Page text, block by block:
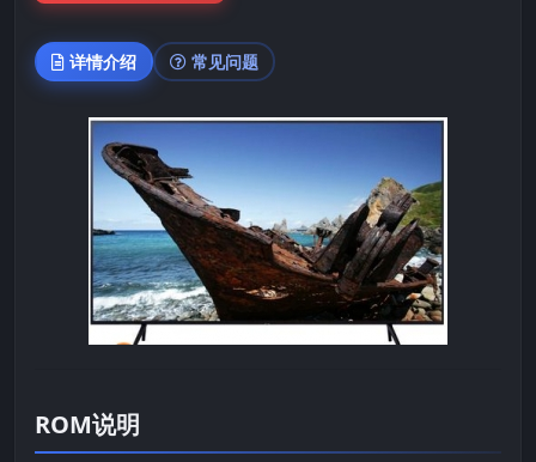
详情介绍 常见问题
ROM说明